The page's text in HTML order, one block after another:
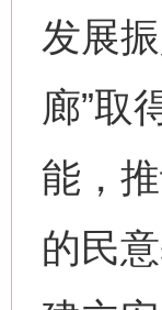
发展
廊”取
能，
的民